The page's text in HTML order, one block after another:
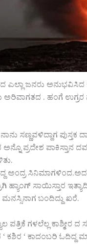
ಎಲ್ಲಾ ಜನರು
. ಹಂಗೆ ಉಗ್ರರ
ನಾನು ಸಣ್ಣವಳಿದ್ದಾಗ
ಅನ್ನೊ ಪ್ರದೇಶ
ಅಂದ್ರ
ಸಾಯಿಸ್ತಾರ
ಬಂದಿದ್ದು ಖರೆ.
ಗಳಲೆಲ್ಲ ಕಾಶ್ಮೀರ ದ
‘ ಕಾದಂಬರಿ ಓದಿದ್ದ